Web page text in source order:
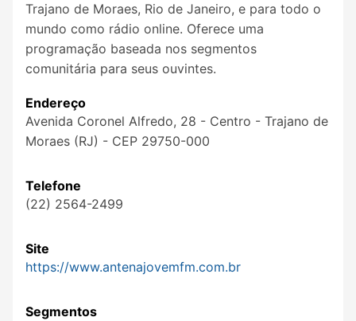
Trajano de Moraes, Rio de Janeiro, e para todo o
mundo como rádio online. Oferece uma
programação baseada nos segmentos
comunitária para seus ouvintes.
Endereço
Avenida Coronel Alfredo, 28 - Centro - Trajano de
Moraes (RJ) - CEP 29750-000
Telefone
(22) 2564-2499
Site
https://www.antenajovemfm.com.br
Segmentos